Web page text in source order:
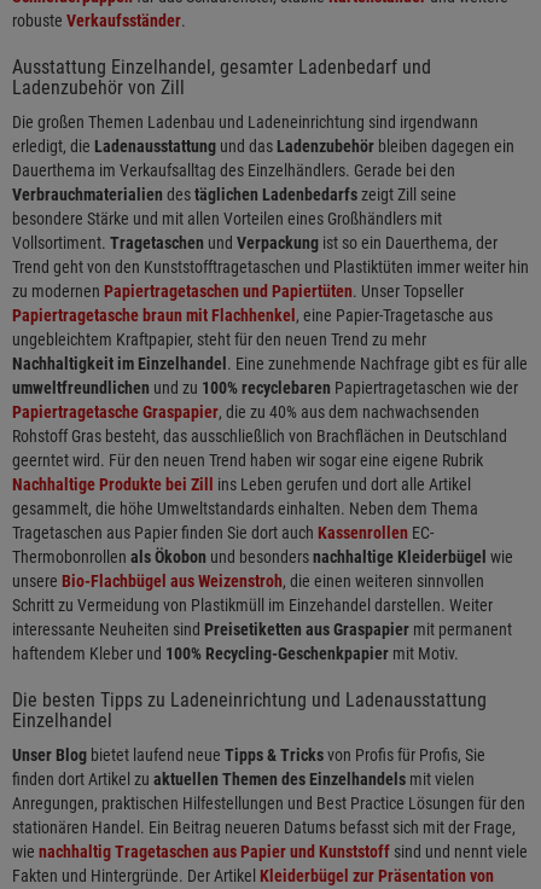
robuste Verkaufsständer.
Ausstattung Einzelhandel, gesamter Ladenbedarf und
Ladenzubehör von Zill
Die großen Themen Ladenbau und Ladeneinrichtung sind irgendwann
erledigt, die Ladenausstattung und das Ladenzubehör bleiben dagegen ein
Dauerthema im Verkaufsalltag des Einzelhändlers. Gerade bei den
Verbrauchmaterialien destäglichen Ladenbedarfszeigt Zill seine
besondere Stärke und mit allen Vorteilen eines Großhändlers mit
Vollsortiment. Tragetaschen und Verpackung ist so ein Dauerthema, der
Trend geht von den Kunststofftragetaschen und Plastiktüten immer weiter hin
zu modernen Papiertragetaschen und Papiertüten. Unser Topseller
Papiertragetasche braun mit Flachhenkel , eine Papier-Tragetasche aus
ungebleichtem Kraftpapier, steht für den neuen Trend zu mehr
Nachhaltigkeit im Einzelhandel . Eine zunehmende Nachfrage gibt es für alle
umweltfreundlichen und zu 100% recyclebaren Papiertragetaschen wie der
Papiertragetasche Graspapier, die zu 40% aus dem nachwachsenden
Rohstoff Gras besteht, das ausschließlich von Brachflächen in Deutschland
geerntet wird. Für den neuen Trend haben wir sogar eine eigene Rubrik
Nachhaltige Produkte bei Zill
ins Leben gerufen und dort alle Artikel
gesammelt, die höhe Umweltstandards einhalten. Neben dem Thema
Tragetaschen aus Papier finden Sie dort auch Kassenrollen EC-
Thermobonrollen als Ökobon und besondersnachhaltige Kleiderbügel wie
unsere Bio-Flachbügel aus Weizenstroh, die einen weiteren sinnvollen
Schritt zu Vermeidung von Plastikmüll im Einzehandel darstellen. Weiter
interessante Neuheiten sind Preisetiketten aus Graspapier mit permanent
haftendem Kleber und 100% Recycling-Geschenkpapier mit Motiv.
Die besten Tipps zu Ladeneinrichtung und Ladenausstattung
Einzelhandel
Unser Blog bietet laufend neue Tipps & Tricksvon Profis für Profis, Sie
finden dort Artikel zu aktuellen Themen des Einzelhandels mit vielen
Anregungen, praktischen Hilfestellungen und Best Practice Lösungen für den
stationären Handel. Ein Beitrag neueren Datums befasst sich mit der Frage,
wie nachhaltig Tragetaschen aus Papier und Kunststoff sind und nennt viele
Fakten und Hintergründe. Der Artikel Kleiderbügel zur Präsentation von